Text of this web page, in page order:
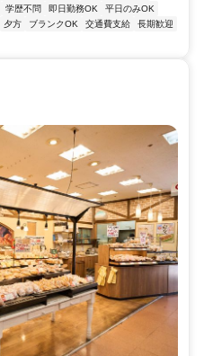
学歴不問 即日勤務OK
平日のみOK
夕方 ブランクOK 交通費支給
長期歓迎